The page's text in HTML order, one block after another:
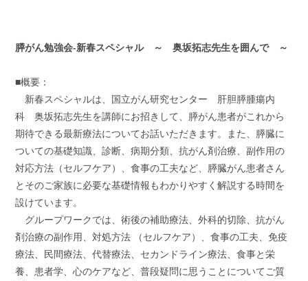
膵がん勉強会-新春スペシャル ～ 奥坂拓志先生を囲んで ～
■概要：
新春スペシャルは、国立がん研究センター 肝胆膵腫瘍内
科 奥坂拓志先生を講師にお招きして、膵がん患者がこれから
期待できる最新療法についてお話いただきます。また、膵臓に
ついての基礎知識、診断、病期分類、抗がん剤治療、副作用の
対応方法（セルフケア）、食事の工夫など、膵臓がん患者さん
とそのご家族に必要な基礎情報もわかりやすく解説する時間を
設けています。
グループワークでは、術後の補助療法、外科的切除、抗がん
剤治療の副作用、対処方法 （セルフケア）、食事の工夫、免疫
療法、民間療法、代替療法、セカンドライン療法、食事と栄
養、患者学、心のケアなど、普段疑問に思うことについてご質